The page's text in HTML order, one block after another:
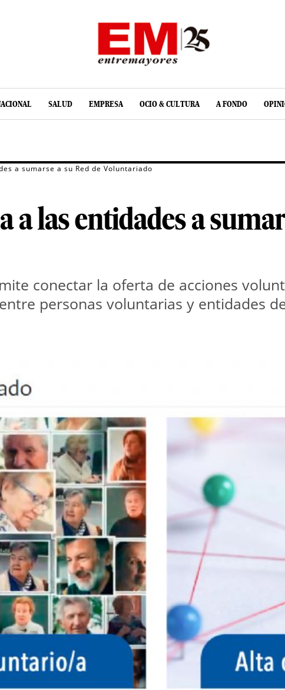
SALUD EMPRESA OCIO & CULTURA A FONDO
a sumarse a su Red de Voluntariado
a las entidades a
conectar la oferta de acciones
personas voluntarias y entidades